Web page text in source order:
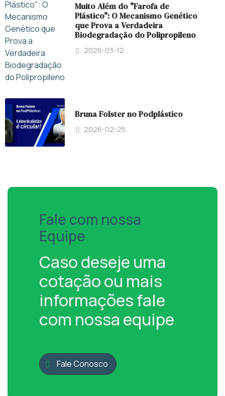
Muito Além do "Farofa de
Plástico": O Mecanismo Genético
que Prova a Verdadeira
Biodegradação do Polipropileno
2026-03-12
Bruna Folster no Podplástico
2026-02-25
Fale com nossa
Equipe
Caso deseje uma
cotação ou mais
informações fale
com nossa equipe
Fale Conosco